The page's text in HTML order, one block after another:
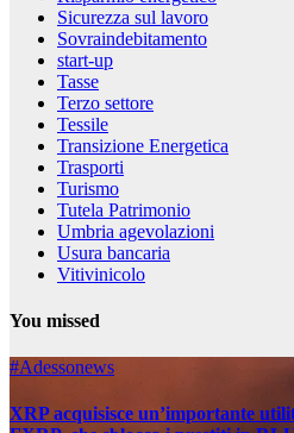
Sicurezza sul lavoro
Sovraindebitamento
start-up
Tasse
Terzo settore
Tessile
Transizione Energetica
Trasporti
Turismo
Tutela Patrimonio
Umbria agevolazioni
Usura bancaria
Vitivinicolo
You missed
#Adessonews
XRP acquisisce un’importante